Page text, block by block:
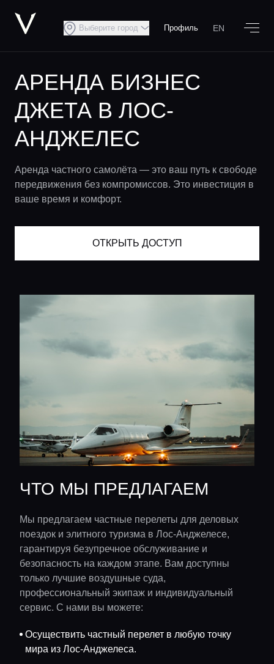
Выберите город Профиль EN
АРЕНДА БИЗНЕС
ДЖЕТА В ЛОС-
АНДЖЕЛЕС
Аренда частного самолёта — это ваш путь к свободе
передвижения без компромиссов.​ Это инвестиция в
ваше время и комфорт.
ОТКРЫТЬ ДОСТУП
ЧТО МЫ ПРЕДЛАГАЕМ
Мы предлагаем частные перелеты для деловых
поездок и элитного туризма в Лос-Анджелесе,
гарантируя безупречное обслуживание и
безопасность на каждом этапе. Вам доступны
только лучшие воздушные суда,
профессиональный экипаж и индивидуальный
сервис. С нами вы можете:
Осуществить частный перелет в любую точку
мира из Лос-Анджелеса.